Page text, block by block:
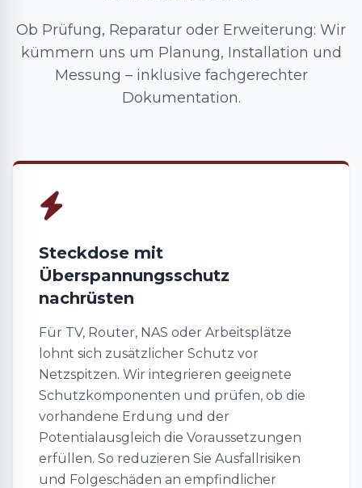
Ob Prüfung, Reparatur oder Erweiterung: Wir
kümmern uns um Planung, Installation und
Messung – inklusive fachgerechter
Dokumentation.
Steckdose mit
Überspannungsschutz
nachrüsten
Für TV, Router, NAS oder Arbeitsplätze
lohnt sich zusätzlicher Schutz vor
Netzspitzen. Wir integrieren geeignete
Schutzkomponenten und prüfen, ob die
vorhandene Erdung und der
Potentialausgleich die Voraussetzungen
erfüllen. So reduzieren Sie Ausfallrisiken
und Folgeschäden an empfindlicher